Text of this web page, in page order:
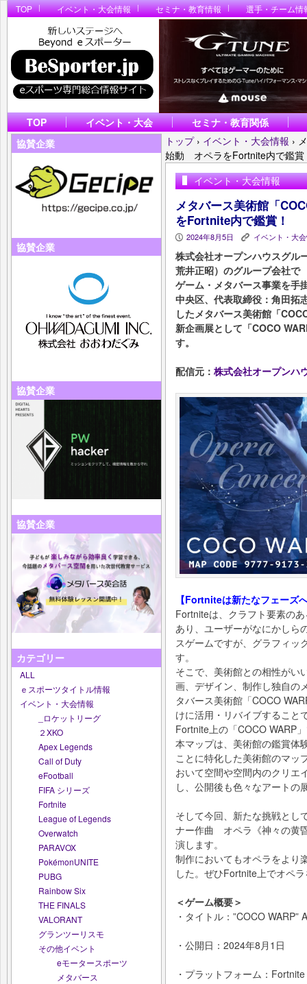
TOP イベント・大会情報 セミナ・教育情報 選手・チーム情
TOP イベント・大会
セミナ・教育関係
協賛企業
協賛企業
協賛企業
協賛企業
カテゴリー
ALL
ｅスポーツタイトル情報
イベント・大会情報
_ロケットリーグ
２XKO
Apex Legends
Call of Duty
eFootball
FIFA シリーズ
Fortnite
League of Legends
Overwatch
PARAVOX
PokémonUNITE
PUBG
Rainbow Six
THE FINALS
VALORANT
グランツーリスモ
その他イベント
eモータースポーツ
メタバース
トップ › イベント・大会情報 ›
始動 オペラをFortnite内で鑑賞
イベント・大会情報
メタバース美術館「
をFortnite内で鑑賞！
P 2024年8月5日 K イベント・大
株式会社オープンハウスグル
荒井正昭）のグループ会社
ゲーム・メタバース事業を手
中央区、代表取締役：角田
したメタバース美術館「
新企画展として「COCO
す。
配信元： 株式会社オープンハ
【Fortniteは新たなフェーズ
Fortniteは、クラフト要素の
あり、ユーザーがなにかしら
スゲームですが、グラフィッ
す。
そこで、美術館との相性がい
画、デザイン、制作し独自の
タバース美術館「COCO
けに活用・リバイブすること
Fortnite上の「COCO WARP
本マップは、美術館の鑑賞体
ことに特化した美術館のマッ
おいて空間や空間内のクリエ
し、公開後も色々なアートの
そして今回、新たな挑戦とし
ナー作曲 オペラ《神々の黄
演します。
制作においてもオペラをより
した。ぜひFortnite上でオペ
＜ゲーム概要＞
・タイトル：”COCO WARP”
・公開日：2024年8月1日
・プラットフォーム：